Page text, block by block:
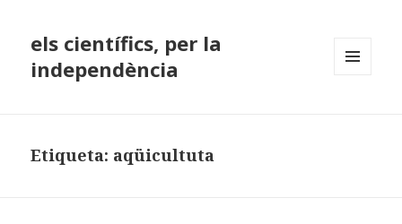
els científics, per la
independència
Etiqueta: aqüicultuta